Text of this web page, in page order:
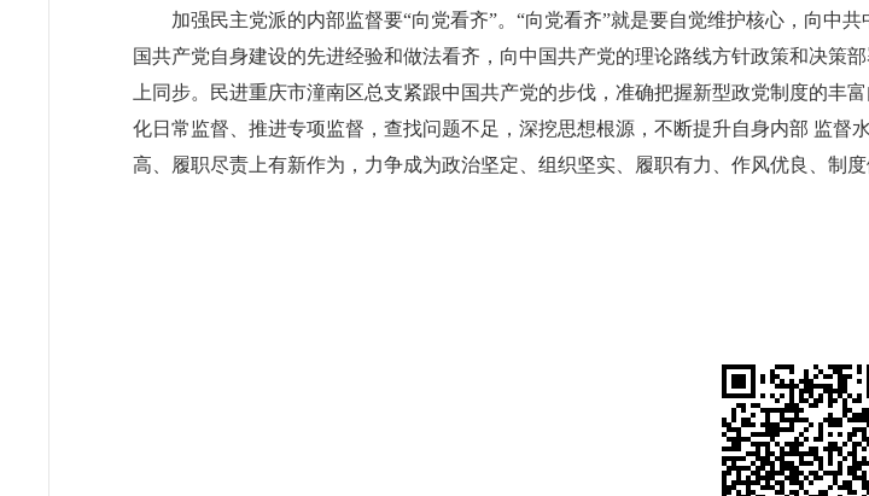
加强民主党派的内部监督要“向党看齐”。“向党看齐”就是要自觉维护核心，向中
国共产党自身建设的先进经验和做法看齐，向中国共产党的理论路线方针政策和决策
上同步。民进重庆市潼南区总支紧跟中国共产党的步伐，准确把握新型政党制度的
化日常监督、推进专项监督，查找问题不足，深挖思想根源，不断提升自身内部 监
高、履职尽责上有新作为，力争成为政治坚定、组织坚实、履职有力、作风优良、制